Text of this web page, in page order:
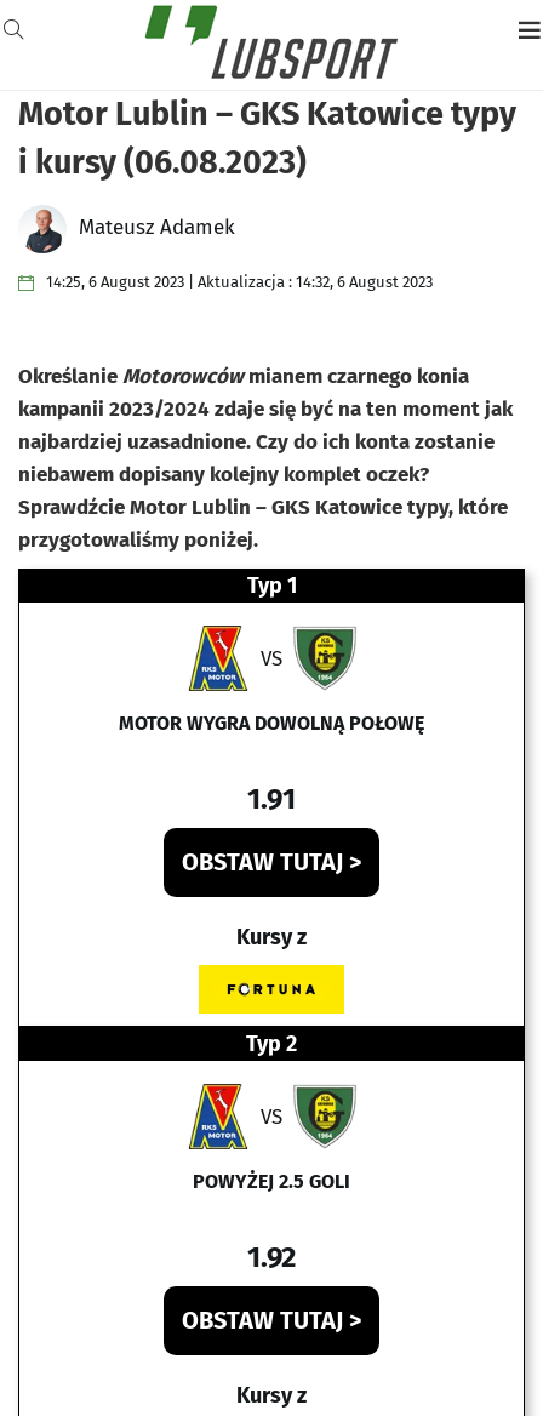
Motor Lublin – GKS Katowice typy
i kursy (06.08.2023)
Mateusz Adamek
14:25, 6 August 2023 | Aktualizacja : 14:32, 6 August 2023
OkreślanieMotorowcówmianem czarnego konia
kampanii 2023/2024 zdaje się być na ten moment jak
najbardziej uzasadnione. Czy do ich konta zostanie
niebawem dopisany kolejny komplet oczek?
Sprawdźcie Motor Lublin – GKS Katowice typy, które
przygotowaliśmy poniżej.
Typ 1
VS
MOTOR WYGRA DOWOLNĄ POŁOWĘ
1.91
OBSTAW TUTAJ >
Kursy z
Typ 2
VS
POWYŻEJ 2.5 GOLI
1.92
OBSTAW TUTAJ >
Kursy z